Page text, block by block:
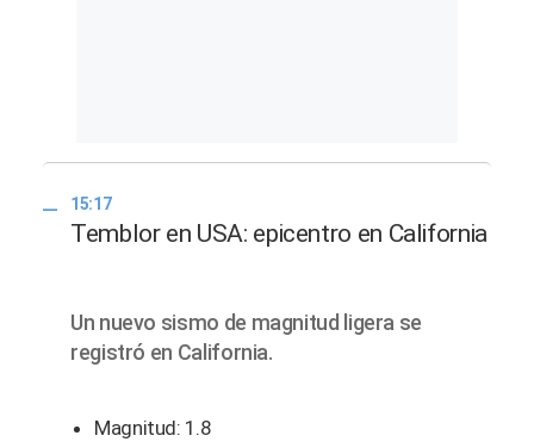
15:17
Temblor en USA: epicentro en California
Un nuevo sismo de magnitud ligera se
registró en California.
Magnitud: 1.8